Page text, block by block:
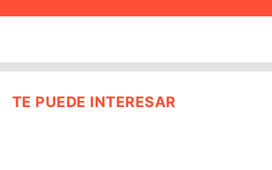
TE PUEDE INTERESAR